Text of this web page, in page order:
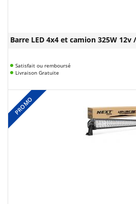
Barre LED 4x4 et camion 325W
Satisfait ou remboursé
Livraison Gratuite
PROMO